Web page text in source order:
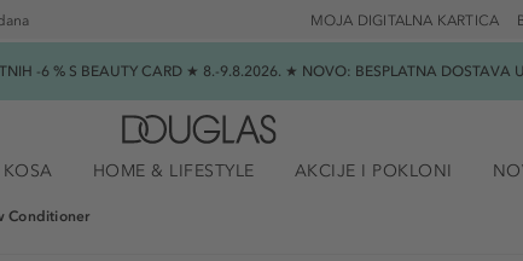
MOJA DIGITALNA KARTICA
-6 % S BEAUTY CARD ★ 8.-9.8.2026. ★ NOVO: BESPLATNA DOSTAVA
KOSA HOME & LIFESTYLE AKCIJE I POKLONI
Conditioner